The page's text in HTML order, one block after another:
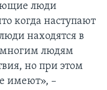
люди
когда наступают
находятся в
многим людям
но при этом
имеют», –